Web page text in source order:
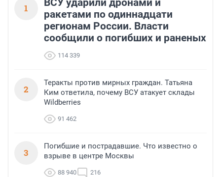
1
ВСУ ударили дронами и
ракетами по одиннадцати
регионам России. Власти
сообщили о погибших и раненых
114 339
2
Теракты против мирных граждан. Татьяна
Ким ответила, почему ВСУ атакует склады
Wildberries
91 462
3
Погибшие и пострадавшие. Что известно о
взрыве в центре Москвы
88 940 216